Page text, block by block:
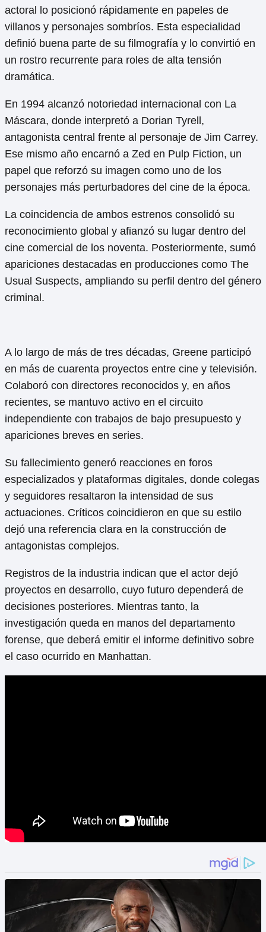
actoral lo posicionó rápidamente en papeles de
villanos y personajes sombríos. Esta especialidad
definió buena parte de su filmografía y lo convirtió en
un rostro recurrente para roles de alta tensión
dramática.
En 1994 alcanzó notoriedad internacional con La
Máscara, donde interpretó a Dorian Tyrell,
antagonista central frente al personaje de Jim Carrey.
Ese mismo año encarnó a Zed en Pulp Fiction, un
papel que reforzó su imagen como uno de los
personajes más perturbadores del cine de la época.
La coincidencia de ambos estrenos consolidó su
reconocimiento global y afianzó su lugar dentro del
cine comercial de los noventa. Posteriormente, sumó
apariciones destacadas en producciones como The
Usual Suspects, ampliando su perfil dentro del género
criminal.
A lo largo de más de tres décadas, Greene participó
en más de cuarenta proyectos entre cine y televisión.
Colaboró con directores reconocidos y, en años
recientes, se mantuvo activo en el circuito
independiente con trabajos de bajo presupuesto y
apariciones breves en series.
Su fallecimiento generó reacciones en foros
especializados y plataformas digitales, donde colegas
y seguidores resaltaron la intensidad de sus
actuaciones. Críticos coincidieron en que su estilo
dejó una referencia clara en la construcción de
antagonistas complejos.
Registros de la industria indican que el actor dejó
proyectos en desarrollo, cuyo futuro dependerá de
decisiones posteriores. Mientras tanto, la
investigación queda en manos del departamento
forense, que deberá emitir el informe definitivo sobre
el caso ocurrido en Manhattan.